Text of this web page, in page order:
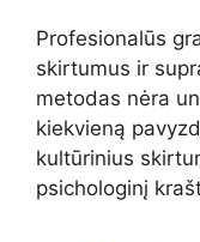
Profesionalūs
skirtumus ir
metodas nėra
kiekvieną
kultūrinius
psichologinį